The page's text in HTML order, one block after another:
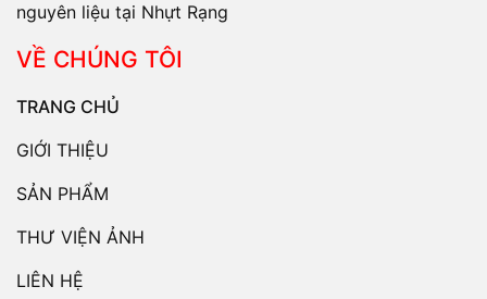
nguyên liệu tại Nhựt Rạng
VỀ CHÚNG TÔI
TRANG CHỦ
GIỚI THIỆU
SẢN PHẨM
THƯ VIỆN ẢNH
LIÊN HỆ